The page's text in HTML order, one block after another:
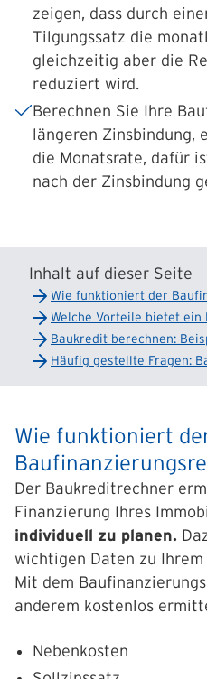
zeigen, dass durch
Tilgungssatz die
gleichzeitig aber die
reduziert wird.
Berechnen Sie Ihre
längeren Zinsbindung,
die Monatsrate, dafür
nach der Zinsbindung
Inhalt auf dieser Seite
Wie funktioniert der
Welche Vorteile bietet
Baukredit berechnen:
Häufig gestellte Fragen:
Wie funktioniert
Der Baukreditrechner
Finanzierung Ihres
individuell zu planen.
wichtigen Daten zu
Mit dem
anderem kostenlos
Nebenkosten